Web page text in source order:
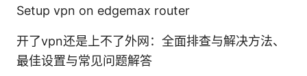
Setup vpn on edgemax router
开了vpn还是上不了外网：全面排查与解决方法、
最佳设置与常见问题解答